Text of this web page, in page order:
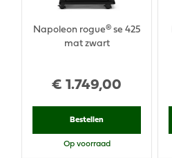
€ 1.749,00
Napoleon rogue® se 425
mat zwart
Bestellen
Op voorraad